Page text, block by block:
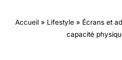
Accueil » Lifestyle » Écrans et
capacité